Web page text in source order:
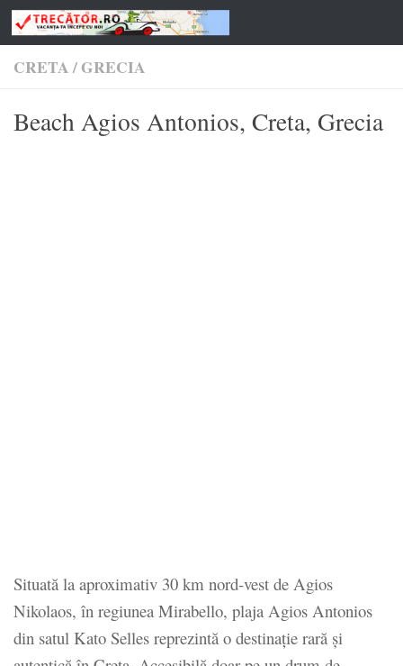
Skip to content
CRETA/GRECIA
Beach Agios Antonios, Creta, Grecia
Situată la aproximativ 30 km nord-vest de Agios
Nikolaos, în regiunea Mirabello, plaja Agios Antonios
din satul Kato Selles reprezintă o destinație rară și